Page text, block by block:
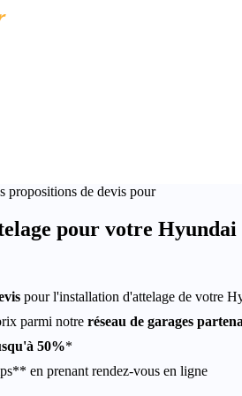
propositions de devis pour
pour votre Hyundai
pour l'installation d'attelage de votre
parmi notre réseau de garages
50%*
en prenant rendez-vous en ligne